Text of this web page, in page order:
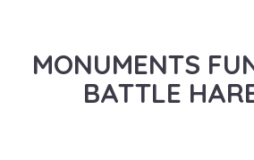
MONUMENTS
BATTLE